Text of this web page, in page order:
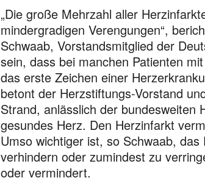
„Die große Mehrzahl aller
mindergradigen Verengungen“,
Schwaab, Vorstandsmitglied der
sein, dass bei manchen Patienten
das erste Zeichen einer
betont der Herzstiftungs-Vorstand
Strand, anlässlich der bundesweiten
gesundes Herz. Den Herzinfarkt
Umso wichtiger ist, so Schwaab,
verhindern oder zumindest zu
oder vermindert.